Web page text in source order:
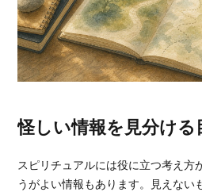
怪しい情報を見分ける
スピリチュアルには役に立つ考え方
うがよい情報もあります。見えない